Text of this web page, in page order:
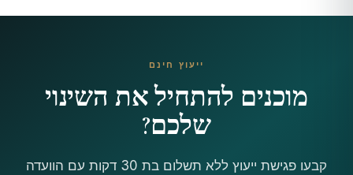
ייעוץ חינם
מוכנים להתחיל את השינוי
שלכם?
קבעו פגישת ייעוץ ללא תשלום בת 30 דקות עם הוועדה